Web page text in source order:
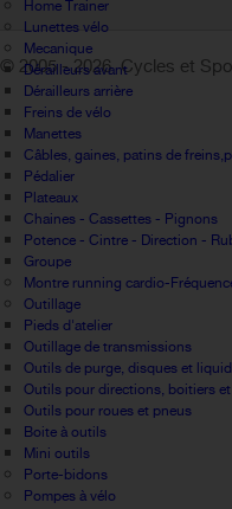
Home Trainer
Lunettes vélo
Mecanique
Dérailleurs avant
Dérailleurs arrière
Freins de vélo
Manettes
Câbles, gaines, patins de
Pédalier
Plateaux
Chaines - Cassettes - Pignons
Potence - Cintre - Direction -
Groupe
Montre running cardio-
Outillage
Pieds d'atelier
Outillage de transmissions
Outils de purge, disques et
Outils pour directions, boitiers
Outils pour roues et pneus
Boite à outils
Mini outils
Porte-bidons
Pompes à vélo
© 2005 -2026 Cycles et